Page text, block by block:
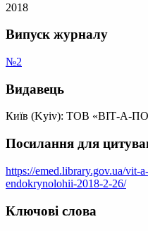
2018
Випуск журналу
№2
Видавець
Київ (Kyiv): ТОВ «ВІТ-А-
Посилання для
https://emed.library.gov.ua/vit-
endokrynolohii-2018-2-26/
Ключові слова